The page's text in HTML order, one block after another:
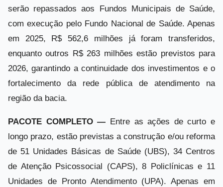
serão repassados aos Fundos Municipais de Saúde,
com execução pelo Fundo Nacional de Saúde. Apenas
em 2025, R$ 562,6 milhões já foram transferidos,
enquanto outros R$ 263 milhões estão previstos para
2026, garantindo a continuidade dos investimentos e o
fortalecimento da rede pública de atendimento na
região da bacia.
PACOTE COMPLETO — Entre as ações de curto e
longo prazo, estão previstas a construção e/ou reforma
de 51 Unidades Básicas de Saúde (UBS), 34 Centros
de Atenção Psicossocial (CAPS), 8 Policlínicas e 11
Unidades de Pronto Atendimento (UPA). Apenas em